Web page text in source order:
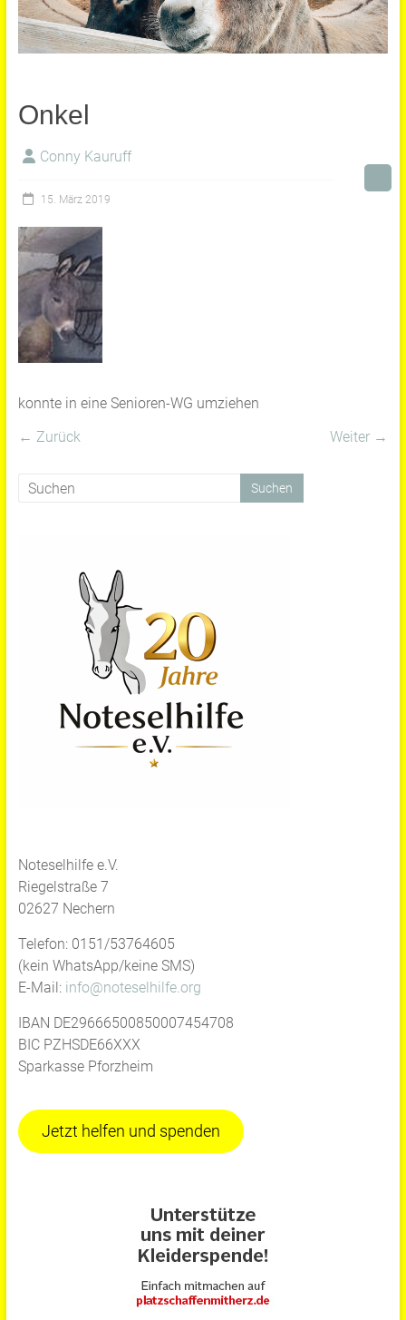
Onkel
Conny Kauruff
15. März 2019
konnte in eine Senioren-WG umziehen
← Zurück
Weiter →
Noteselhilfe e.V.
Riegelstraße 7
02627 Nechern
Telefon: 0151/53764605
(kein WhatsApp/keine SMS)
E-Mail: info@noteselhilfe.org
IBAN DE29666500850007454708
BIC PZHSDE66XXX
Sparkasse Pforzheim
Jetzt helfen und spenden